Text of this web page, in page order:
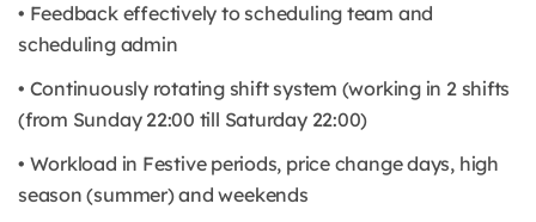
• Feedback effectively to scheduling team and
scheduling admin
• Continuously rotating shift system (working in 2 shifts
(from Sunday 22:00 till Saturday 22:00)
• Workload in Festive periods, price change days, high
season (summer) and weekends